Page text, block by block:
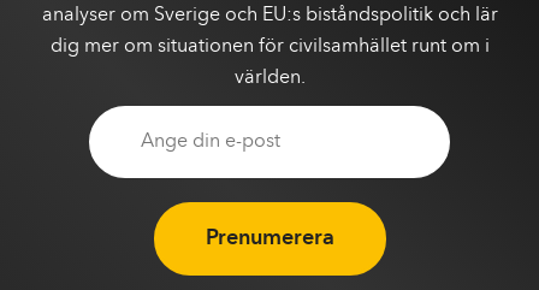
analyser om Sverige och EU:s biståndspolitik och lär
dig mer om situationen för civilsamhället runt om i
världen.
Prenumerera